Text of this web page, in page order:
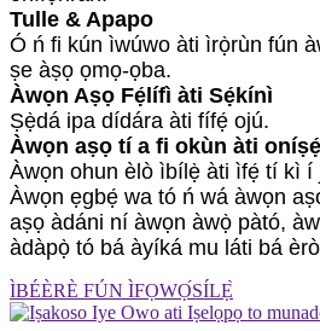
Tulle & Apapo
Ó ń fi kún ìwúwo àti ìrọ̀rùn fún
ṣe àṣọ ọmọ-ọba.
Àwọn Aṣọ Fẹ́lífì àti Sẹ́kínì
Ṣẹ̀dá ipa dídára àti fífẹ́ ojú.
Àwọn aṣọ tí a fi okùn àti
Àwọn ohun èlò ìbílẹ̀ àti ìfẹ́ tí kì í
Àwọn ẹgbẹ́ wa tó ń wá àwọn
aṣọ àdáni ní àwọn àwọ̀ pàtó,
àdàpọ̀ tó bá àyíká mu láti bá
ÌBÉÈRÈ FÚN ÌFỌWỌ́SÍLẸ̀